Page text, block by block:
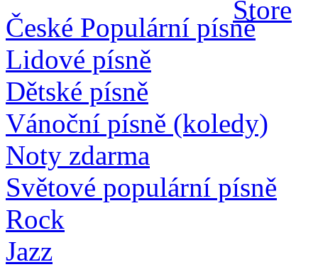
České Populární písně
Lidové písně
Dětské písně
Vánoční písně (koledy)
Noty zdarma
Světové populární písně
Rock
Jazz